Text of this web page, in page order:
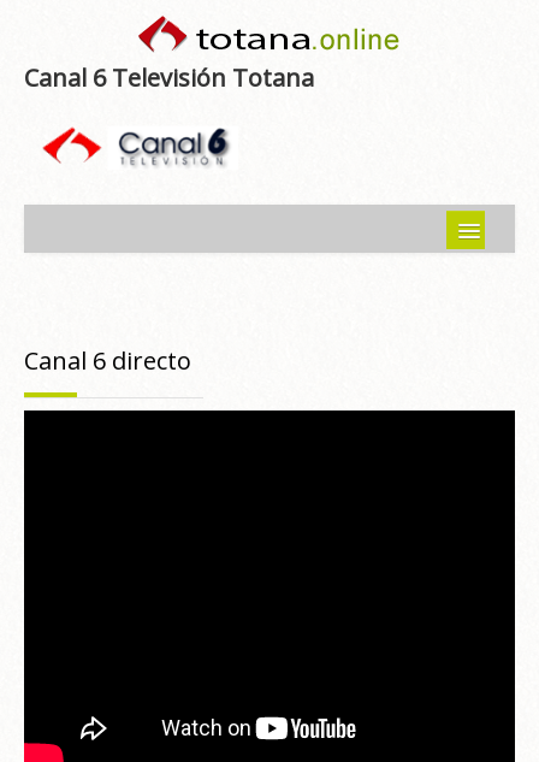
Canal 6 Televisión Totana
Programas emitidos
Canal 6 directo